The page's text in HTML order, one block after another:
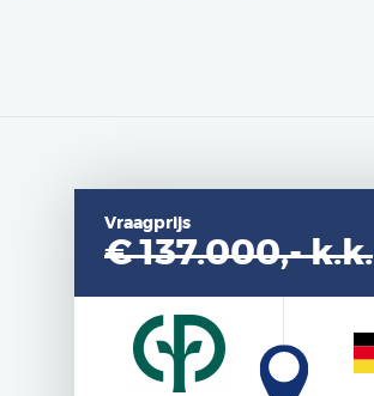
Vraagprijs
€ 137.000,-k.k.